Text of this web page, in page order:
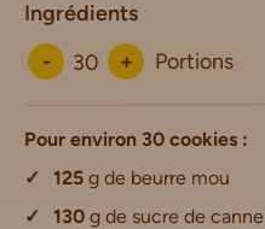
Ingrédients
-
+ Portions
Pour environ 30 cookies :
125 g de beurre mou
130 g de sucre de canne